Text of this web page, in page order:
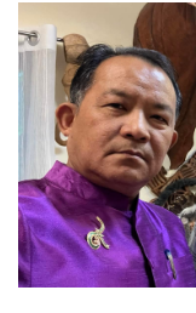
เหลือเกษตรกรที่